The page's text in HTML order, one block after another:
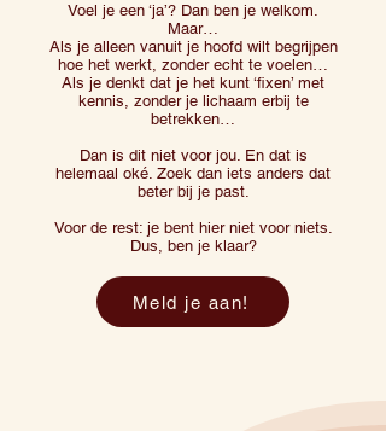
Voel je een ‘ja’? Dan ben je welkom.
Maar…
Als je alleen vanuit je hoofd wilt begrijpen
hoe het werkt, zonder echt te voelen…
Als je denkt dat je het kunt ‘fixen’ met
kennis, zonder je lichaam erbij te
betrekken…
Dan is dit niet voor jou. En dat is
helemaal oké. Zoek dan iets anders dat
beter bij je past.
Voor de rest: je bent hier niet voor niets.
Dus, ben je klaar?
Meld je aan!